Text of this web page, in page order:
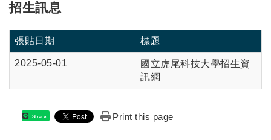
招生訊息
張貼日期 標題
2025-05-01
國立虎尾科技大學招生資
訊網
Share Print this page